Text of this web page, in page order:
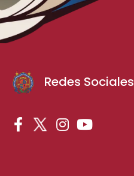
Redes Sociales